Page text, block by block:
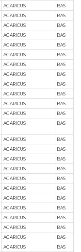
AGARICUS
BAS
AGARICUS
BAS
AGARICUS
BAS
AGARICUS
BAS
AGARICUS
BAS
AGARICUS
BAS
AGARICUS
BAS
AGARICUS
BAS
AGARICUS
BAS
AGARICUS
BAS
AGARICUS
BAS
AGARICUS
BAS
AGARICUS BAS
AGARICUS
BAS
AGARICUS
BAS
AGARICUS
BAS
AGARICUS
BAS
AGARICUS
BAS
AGARICUS
BAS
AGARICUS
BAS
AGARICUS
BAS
AGARICUS
BAS
AGARICUS
BAS
AGARICUS
BAS
AGARICUS
BAS